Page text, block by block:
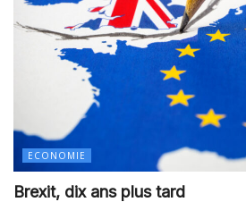
ECONOMIE
Brexit, dix ans plus tard